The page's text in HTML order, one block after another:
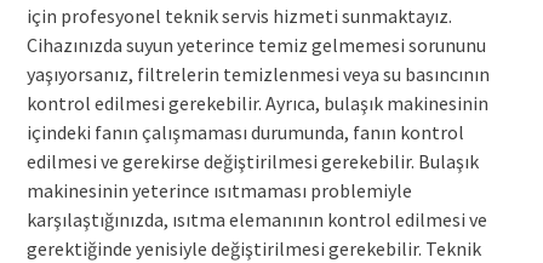
için profesyonel teknik servis hizmeti sunmaktayız.
Cihazınızda suyun yeterince temiz gelmemesi sorununu
yaşıyorsanız, filtrelerin temizlenmesi veya su basıncının
kontrol edilmesi gerekebilir. Ayrıca, bulaşık makinesinin
içindeki fanın çalışmaması durumunda, fanın kontrol
edilmesi ve gerekirse değiştirilmesi gerekebilir. Bulaşık
makinesinin yeterince ısıtmaması problemiyle
karşılaştığınızda, ısıtma elemanının kontrol edilmesi ve
gerektiğinde yenisiyle değiştirilmesi gerekebilir. Teknik